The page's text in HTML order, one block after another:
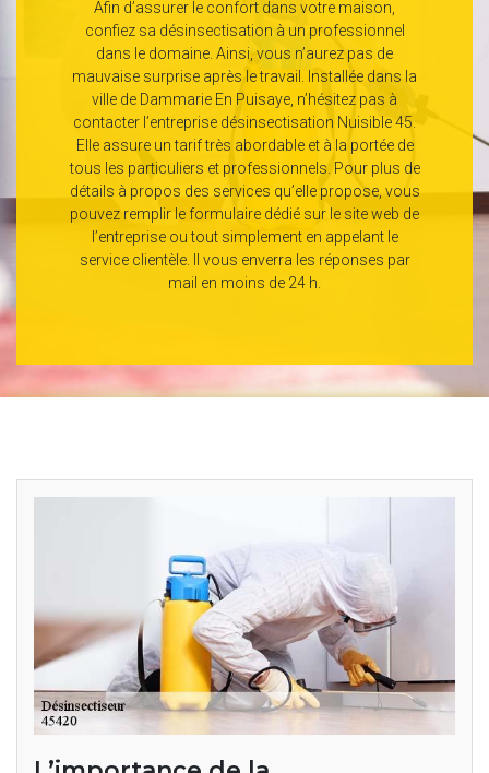
Afin d’assurer le confort dans votre maison,
confiez sa désinsectisation à un professionnel
dans le domaine. Ainsi, vous n’aurez pas de
mauvaise surprise après le travail. Installée dans la
ville de Dammarie En Puisaye, n’hésitez pas à
contacter l’entreprise désinsectisation Nuisible 45.
Elle assure un tarif très abordable et à la portée de
tous les particuliers et professionnels. Pour plus de
détails à propos des services qu’elle propose, vous
pouvez remplir le formulaire dédié sur le site web de
l’entreprise ou tout simplement en appelant le
service clientèle. Il vous enverra les réponses par
mail en moins de 24 h.